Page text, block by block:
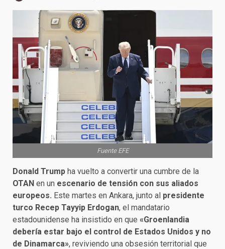
Fuente EFE
Donald Trump ha vuelto a convertir una cumbre de la
OTAN en un escenario de tensión con sus aliados
europeos. Este martes en Ankara, junto al presidente
turco Recep Tayyip Erdogan, el mandatario
estadounidense ha insistido en que «Groenlandia
debería estar bajo el control de Estados Unidos y no
de Dinamarca», reviviendo una obsesión territorial que